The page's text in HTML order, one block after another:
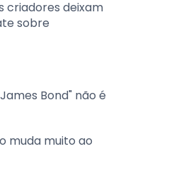
criadores deixam
sobre
Bond" não é
muda muito ao